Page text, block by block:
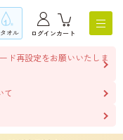
オル ログインカート
ド再設定をお願いいたしま
て